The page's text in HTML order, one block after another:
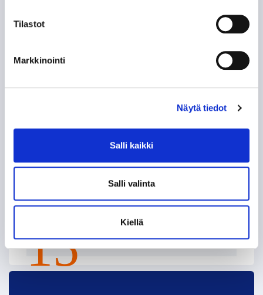
Tilastot
Markkinointi
Näytä tiedot
Salli kaikki
Salli valinta
Kiellä
60-VUOTISJUHLAKIRJAN KYNNYKSELLÄ VANHA
KAMPPAILU TAMPEREEN HERRUUDESTA 50
KOHTI AMMATTILAISUUTTA, OSA 2: EUROOPAN
LIIGA
AMMATTIMIEHET ASIALLE